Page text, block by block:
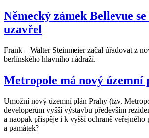
Německý zámek Bellevue
uzavřel
Frank – Walter Steinmeier začal úřadovat z
berlínského hlavního nádraží.
Metropole má nový územní
Umožní nový územní plán Prahy (tzv.
developerům vyšší výstavbu především
a naopak přispěje i k vyšší ochraně veřejného
a památek?